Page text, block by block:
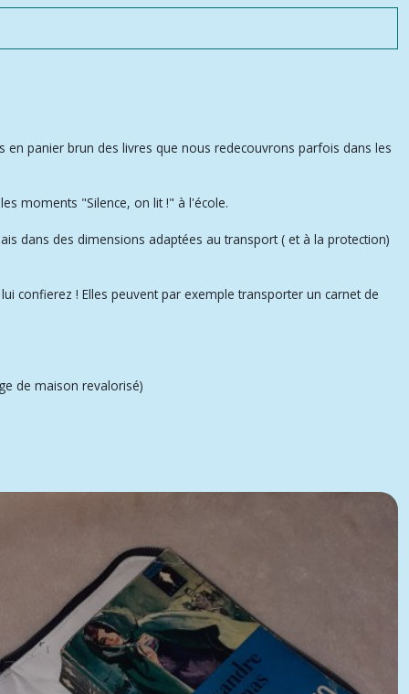
panier brun des livres que nous redecouvrons parfois dans les
moments "Silence, on lit !" à l'école.
dans des dimensions adaptées au transport ( et à la protection)
confierez ! Elles peuvent par exemple transporter un carnet de
de maison revalorisé)